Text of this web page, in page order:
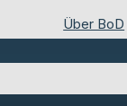
Über BoD